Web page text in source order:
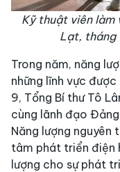
Kỹ thuật viên làm
Lạt, tháng
Trong năm, năng
những lĩnh vực
9, Tổng Bí thư Tô
cùng lãnh đạo
Năng lượng nguyên
tâm phát triển điện
lượng cho sự phát